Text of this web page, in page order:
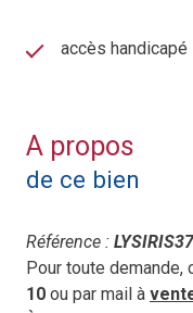
accès handicapé
A propos
de ce bien
Référence : LYSIRIS37
Pour toute demande,
10 ou par mail à